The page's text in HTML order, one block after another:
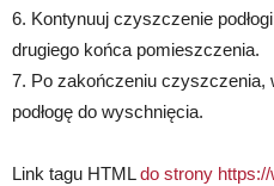
6. Kontynuuj czyszczenie
drugiego końca pomieszczenia.
7. Po zakończeniu czyszczenia,
podłogę do wyschnięcia.
Link tagu HTMLdo strony